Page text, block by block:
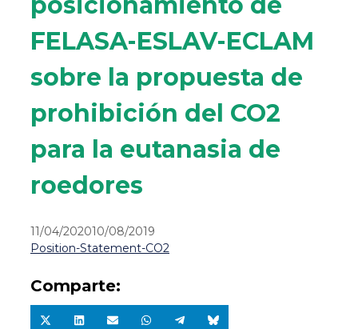
FELASA-ESLAV-ECLAM
sobre la propuesta de
prohibición del CO2
para la eutanasia de
roedores
11/04/202010/08/2019
Position-Statement-CO2
Comparte:
CompartirCompartirCompartirCompartirCompartirCompartir